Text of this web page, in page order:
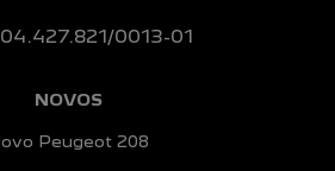
04.427.821/0013-01
NOVOS
Peugeot 208